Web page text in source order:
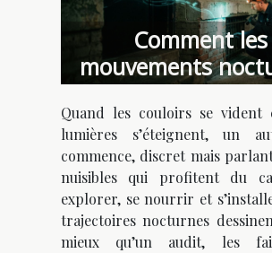
Comment les
mouvements
des nuisibles
failles de sécurité
bâtiment
Quand les couloirs se vident
lumières s’éteignent, un
commence, discret mais
nuisibles qui profitent du
explorer, se nourrir et
trajectoires nocturnes
mieux qu’un audit, les